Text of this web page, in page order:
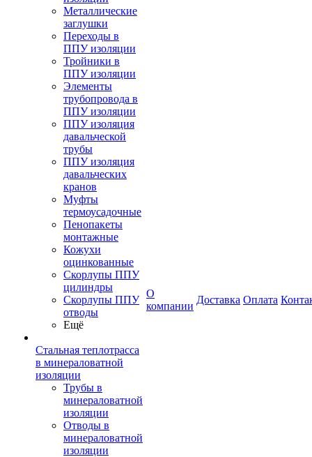
Металлические
заглушки
Переходы в
ППУ изоляции
Тройники в
ППУ изоляции
Элементы
трубопровода в
ППУ изоляции
ППУ изоляция
давальческой
трубы
ППУ изоляция
давальческих
кранов
Муфты
термоусадочные
Пенопакеты
монтажные
Кожухи
оцинкованные
Скорлупы ППУ
цилиндры
Скорлупы ППУ
отводы
Ещё
Стальная теплотрасса
в минераловатной
изоляции
Трубы в
минераловатной
изоляции
Отводы в
минераловатной
изоляции
О
компании
Доставка Оплата